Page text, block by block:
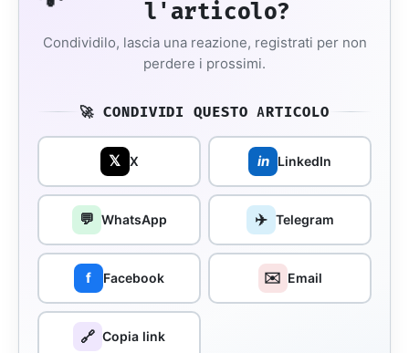
l'articolo?
Condividilo, lascia una reazione, registrati per non
perdere i prossimi.
🚀 CONDIVIDI QUESTO ARTICOLO
𝕏 X in LinkedIn
💬 WhatsApp ✈️ Telegram
f Facebook ✉️ Email
🔗 Copia link